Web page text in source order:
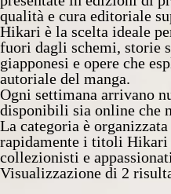
qualità e cura editoriale
Hikari è la scelta ideale
fuori dagli schemi, storie
giapponesi e opere che
autoriale del manga.
Ogni settimana arrivano
disponibili sia online che
La categoria è
rapidamente i titoli
collezionisti e
Visualizzazione di 2